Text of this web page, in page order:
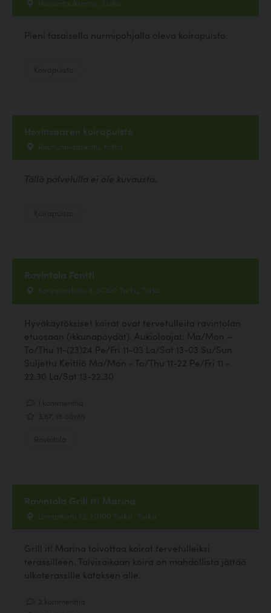
Harjantauksentie, Kotka
Pieni tasaisella nurmipohjalla oleva koirapuisto.
Hovinsaaren koirapuisto
Ruununmaankatu, Kotka
Tällä palvelulla ei ole kuvausta.
Ravintola Fontti
Kauppiaskatu 5, 20100 Turku, Turku
Hyväkäytöksiset koirat ovat tervetulleita ravintolan
etuosaan (ikkunapöydät). Aukioloajat: Ma/Mon –
To/Thu 11-(23)24 Pe/Fri 11-03 La/Sat 13-03 Su/Sun
Suljettu Keittiö Ma/Mon - To/Thu 11-22 Pe/Fri 11 -
22.30 La/Sat 13-22.30
Ravintola Grill It! Marina
Linnankatu 32, 20100 Turku , Turku
Grill it! Marina toivottaa koirat tervetulleiksi
terassilleen. Talvisaikaan koira on mahdollista jättää
ulkoterassille katoksen alle.